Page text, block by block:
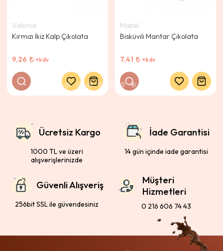
Valonia
Kırmızı İkiz Kalp Çikolata
9,26 +kdv
Mabel
Bisküvili Mantar Çikolata
7,41 +kdv
Ücretsiz Kargo
1000 TL ve üzeri
alışverişlerinizde
İade Garantisi
14 gün içinde iade garantisi
Güvenli Alışveriş
256bit SSL ile güvendesiniz
Müşteri
Hizmetleri
0 216 606 74 43